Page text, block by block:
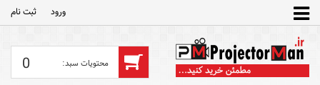
ورود ثبت‌ نام
0